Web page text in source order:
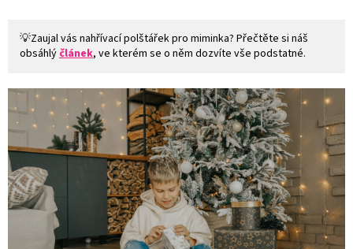
💡Zaujal vás nahřívací polštářek pro miminka? Přečtěte si náš
obsáhlýčlánek, ve kterém se o něm dozvíte vše podstatné.